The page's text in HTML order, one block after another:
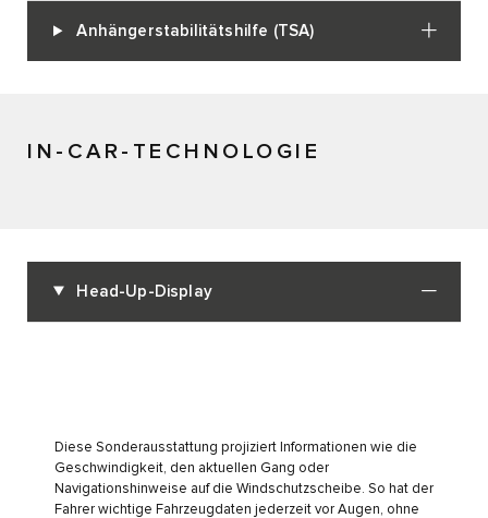
Anhängerstabilitätshilfe (TSA)
IN-CAR-TECHNOLOGIE
Head-Up-Display
Diese Sonderausstattung projiziert Informationen wie die
Geschwindigkeit, den aktuellen Gang oder
Navigationshinweise auf die Windschutzscheibe. So hat der
Fahrer wichtige Fahrzeugdaten jederzeit vor Augen, ohne